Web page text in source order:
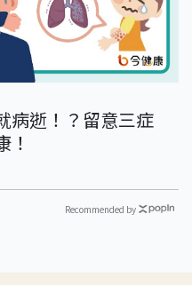
病逝！？留意三症
！
Recommended by